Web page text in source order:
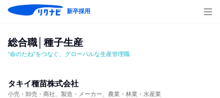
新卒採用
総合職│種子生産
“命のたね”をつなぐ、グローバルな生産管理職
タキイ種苗株式会社
小売・卸売・商社、製造・メーカー、農業・林業・水産業